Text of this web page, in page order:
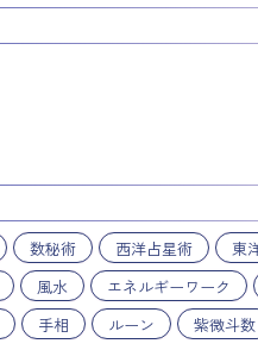
数秘術 西洋占星術
東
風水 エネルギーワーク
手相 ルーン
紫微斗数